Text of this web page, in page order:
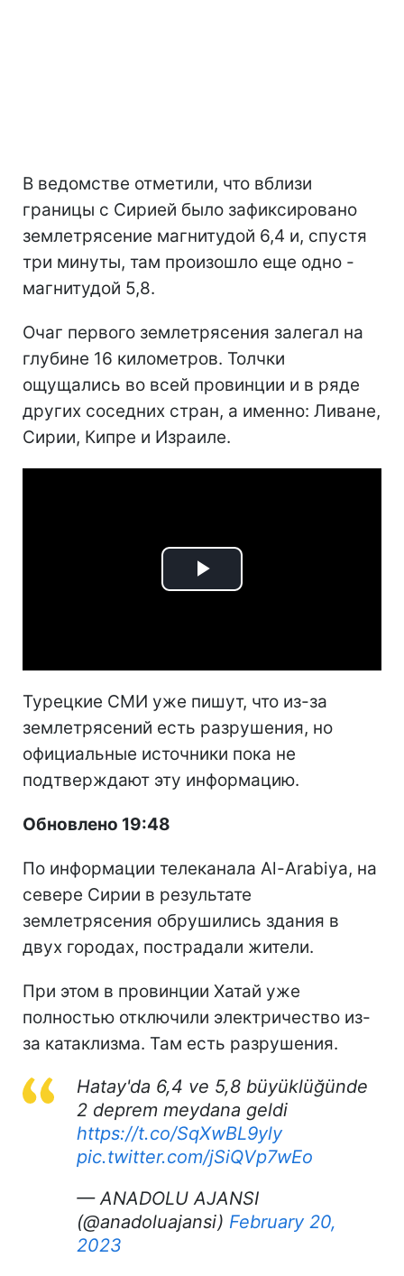
В ведомстве отметили, что вблизи
границы с Сирией было зафиксировано
землетрясение магнитудой 6,4 и, спустя
три минуты, там произошло еще одно -
магнитудой 5,8.
Очаг первого землетрясения залегал на
глубине 16 километров. Толчки
ощущались во всей провинции и в ряде
других соседних стран, а именно: Ливане,
Сирии, Кипре и Израиле.
Play
Турецкие СМИ уже пишут, что из-за
землетрясений есть разрушения, но
официальные источники пока не
подтверждают эту информацию.
Обновлено 19:48
По информации телеканала Al-Arabiya, на
севере Сирии в результате
землетрясения обрушились здания в
двух городах, пострадали жители.
При этом в провинции Хатай уже
полностью отключили электричество из-
за катаклизма. Там есть разрушения.
Hatay'da 6,4 ve 5,8 büyüklüğünde
2 deprem meydana geldi
https://t.co/SqXwBL9yly
pic.twitter.com/jSiQVp7wEo
— ANADOLU AJANSI
(@anadoluajansi) February 20,
2023